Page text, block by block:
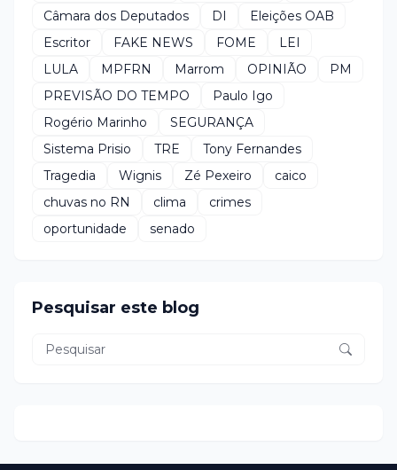
Câmara dos Deputados
DI
Eleições OAB
Escritor
FAKE NEWS FOME
LEI
LULA
MPFRN Marrom OPINIÃO
PM
PREVISÃO DO TEMPO
Paulo Igo
Rogério Marinho
SEGURANÇA
Sistema Prisio
TRE
Tony Fernandes
Tragedia
Wignis Zé Pexeiro
caico
chuvas no RN
clima
crimes
oportunidade
senado
Pesquisar este blog